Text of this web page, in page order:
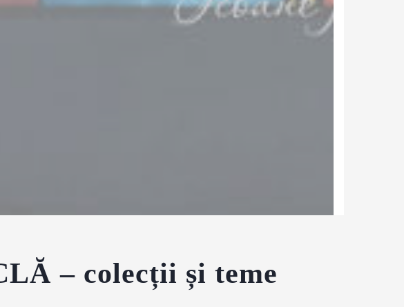
– colecții și teme